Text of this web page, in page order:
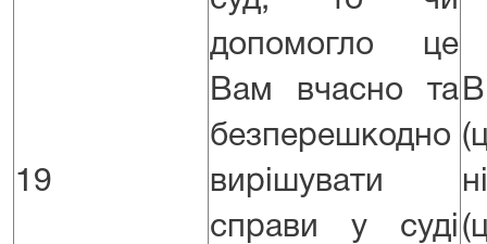
19
допомогло це
Вам вчасно та
безперешкодно
вирішувати
справи у суді